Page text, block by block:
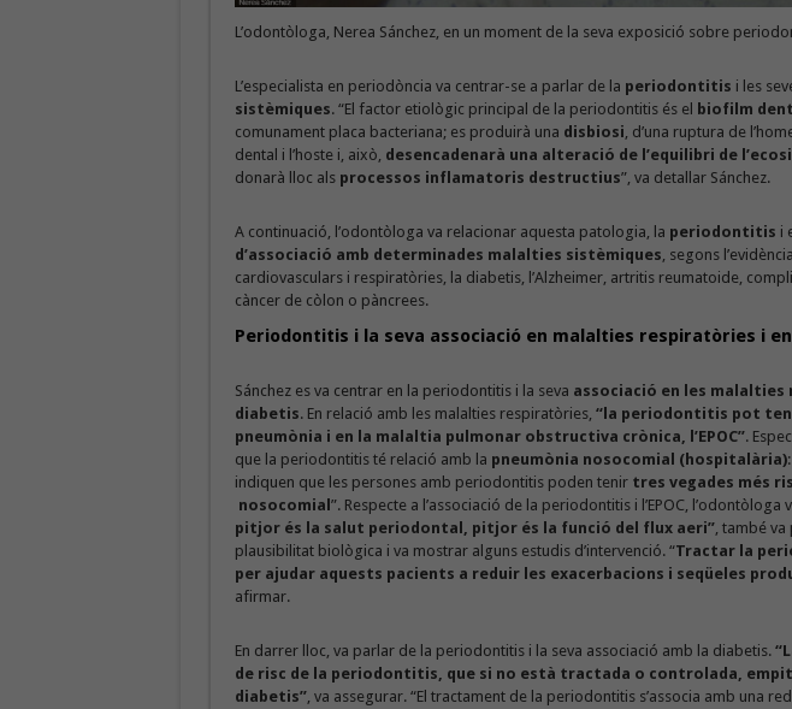
L’odontòloga, Nerea Sánchez, en un moment de la seva exposició sobre
L’especialista en periodòncia va centrar-se a parlar de la periodontitis i les
sistèmiques. “El factor etiològic principal de la periodontitis és el biofilm
comunament placa bacteriana; es produirà una disbiosi, d’una ruptura de
dental i l’hoste i, això, desencadenarà una alteració de l’equilibri de
donarà lloc als processos inflamatoris destructius”, va detallar Sánchez.
A continuació, l’odontòloga va relacionar aquesta patologia, la periodontitis i
d’associació amb determinades malalties sistèmiques, segons
cardiovasculars i respiratòries, la diabetis, l’Alzheimer, artritis reumatoide,
càncer de còlon o pàncrees.
Periodontitis i la seva associació en malalties respiratòries i
Sánchez es va centrar en la periodontitis i la seva associació en les
diabetis. En relació amb les malalties respiratòries, “la periodontitis pot
pneumònia i en la malaltia pulmonar obstructiva crònica, l’EPOC”.
que la periodontitis té relació amb la pneumònia nosocomial (hospitalària)
indiquen que les persones amb periodontitis poden tenir tres vegades més
nosocomial ”. Respecte a l’associació de la periodontitis i l’EPOC, l’odontòloga
pitjor és la salut periodontal, pitjor és la funció del flux aeri”, també va
plausibilitat biològica i va mostrar alguns estudis d’intervenció. “Tractar la
per ajudar aquests pacients a reduir les exacerbacions i seqüeles
afirmar.
En darrer lloc, va parlar de la periodontitis i la seva associació amb la diabetis.
de risc de la periodontitis, que si no està tractada o controlada,
diabetis”, va assegurar. “El tractament de la periodontitis s’associa amb una